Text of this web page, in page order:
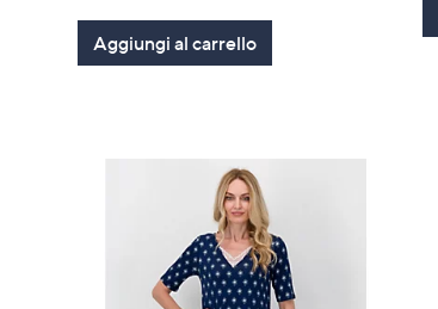
5
Stars
Aggiungi al carrello